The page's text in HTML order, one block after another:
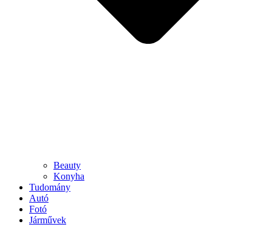
Beauty
Konyha
Tudomány
Autó
Fotó
Járművek